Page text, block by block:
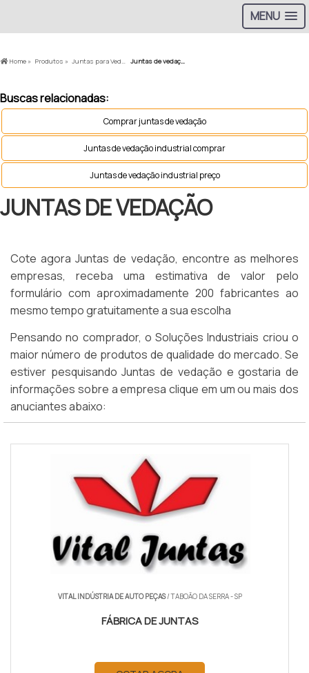
MENU
Home » Produtos » Juntas para Vedação » Juntas de vedação
Buscas relacionadas:
Comprar juntas de vedação
Juntas de vedação industrial comprar
Juntas de vedação industrial preço
JUNTAS DE VEDAÇÃO
Cote agora Juntas de vedação, encontre as melhores
empresas, receba uma estimativa de valor pelo
formulário com aproximadamente 200 fabricantes ao
mesmo tempo gratuitamente a sua escolha
Pensando no comprador, o Soluções Industriais criou o
maior número de produtos de qualidade do mercado. Se
estiver pesquisando Juntas de vedação e gostaria de
informações sobre a empresa clique em um ou mais dos
anuciantes abaixo:
VITAL INDÚSTRIA DE AUTO PEÇAS/ TABOÃO DA SERRA - SP
FÁBRICA DE JUNTAS